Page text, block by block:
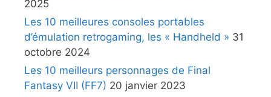
2025
Les 10 meilleures consoles portables
d’émulation retrogaming, les « Handheld » 31
octobre 2024
Les 10 meilleurs personnages de Final
Fantasy VII (FF7) 20 janvier 2023